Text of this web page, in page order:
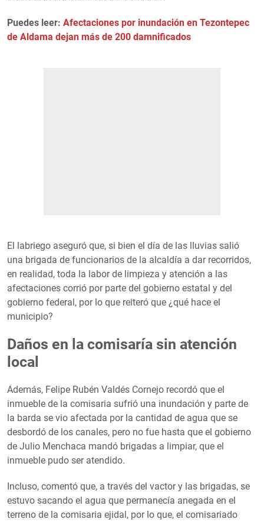
Puedes leer: Afectaciones por inundación en Tezontepec
de Aldama dejan más de 200 damnificados
El labriego aseguró que, si bien el día de las lluvias salió
una brigada de funcionarios de la alcaldía a dar recorridos,
en realidad, toda la labor de limpieza y atención a las
afectaciones corrió por parte del gobierno estatal y del
gobierno federal, por lo que reiteró que ¿qué hace el
municipio?
Daños en la comisaría sin atención
local
Además, Felipe Rubén Valdés Cornejo recordó que el
inmueble de la comisaria sufrió una inundación y parte de
la barda se vio afectada por la cantidad de agua que se
desbordó de los canales, pero no fue hasta que el gobierno
de Julio Menchaca mandó brigadas a limpiar, que el
inmueble pudo ser atendido.
Incluso, comentó que, a través del vactor y las brigadas, se
estuvo sacando el agua que permanecía anegada en el
terreno de la comisaria ejidal, por lo que, el comisariado